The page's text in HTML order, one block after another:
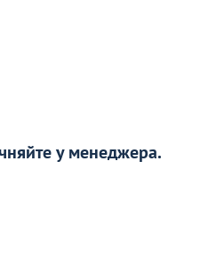
у менеджера.